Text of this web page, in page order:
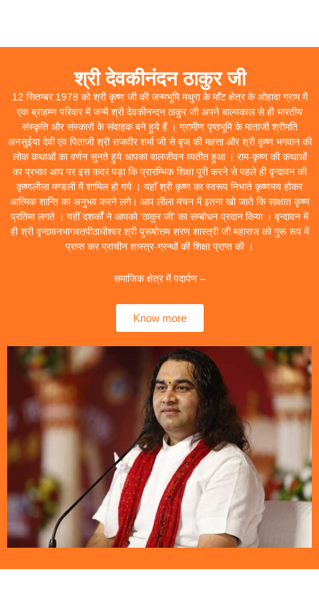
श्री देवकीनंदन ठाकुर जी
12 सितम्बर 1978 को श्री कृष्ण जी की जन्मभूमि मथुरा के माॅंट क्षेत्र के ओहावा ग्राम में
एक ब्राहम्ण परिवार में जन्में श्री देवकीनन्दन ठाकुर जी अपने बाल्यकाल से ही भारतीय
संस्कृति और संस्कारों के संवाहक बने हुये हैं । ग्रामीण पृष्ठभूमि के माताजी श्रीमति
अनसुईया देवी एंव पिताजी श्री राजवीर शर्मा जी से बृज की महत्ता और श्री कृष्ण भगवान की
लोक कथाओं का वर्णन सुनते हुये आपका बालजीवन व्यतीत हुआ । राम-कृष्ण की कथाओं
का प्रभाव आप पर इस कदर पड़ा कि प्रारम्भिक शिक्षा पूरी करने से पहले ही वृन्दावन की
कृष्णलीला मण्डली में शामिल हो गये । यहाॅं श्री कृष्ण का स्वरूप निभाते कृष्णमय होकर
आत्मिक शान्ति का अनुभव करने लगे। आप लीला मंचन में इतना खो जाते कि साक्षात कृष्ण
प्रतिमा लगते । यहीं दशर्कों ने आपको ‘ठाकुर जी’ का सम्बोधन प्रदान किया । वृन्दावन में
ही श्री वृन्दावनभागवतपीठाधीश्वर श्री पुरूषोत्तम शरण शास्त्री जी महाराज को गुरू रूप में
प्राप्त कर प्राचीन शास्त्र-ग्रन्थों की शिक्षा प्राप्त की ।
समाजिक क्षेत्र में पदार्पण –
Know more